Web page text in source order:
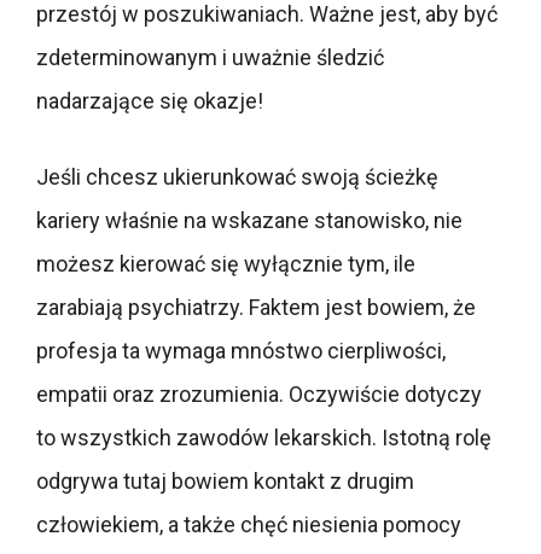
przestój w poszukiwaniach. Ważne jest, aby być
zdeterminowanym i uważnie śledzić
nadarzające się okazje!
Jeśli chcesz ukierunkować swoją ścieżkę
kariery właśnie na wskazane stanowisko, nie
możesz kierować się wyłącznie tym, ile
zarabiają psychiatrzy. Faktem jest bowiem, że
profesja ta wymaga mnóstwo cierpliwości,
empatii oraz zrozumienia. Oczywiście dotyczy
to wszystkich zawodów lekarskich. Istotną rolę
odgrywa tutaj bowiem kontakt z drugim
człowiekiem, a także chęć niesienia pomocy